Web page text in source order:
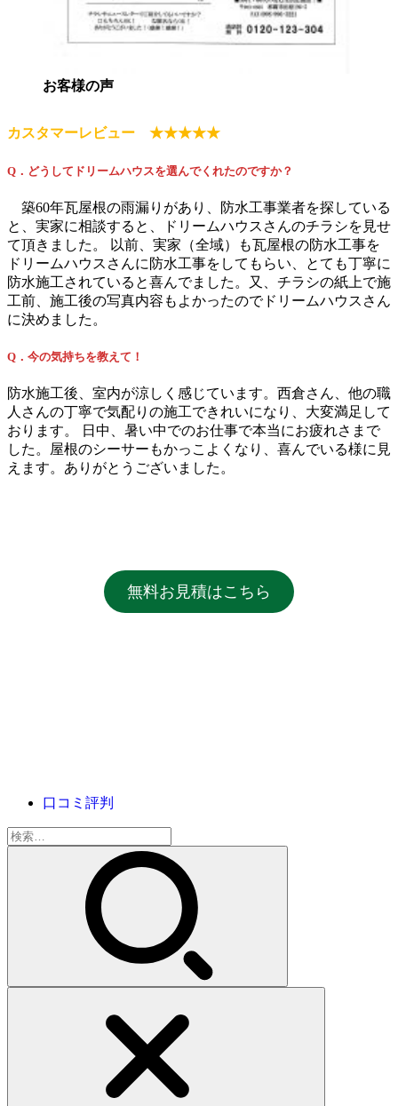
お客様の声
カスタマーレビュー ★★★★★
Q．どうしてドリームハウスを選んでくれたのですか？
築60年瓦屋根の雨漏りがあり、防水工事業者を探している
と、実家に相談すると、ドリームハウスさんのチラシを見せ
て頂きました。 以前、実家（全域）も瓦屋根の防水工事を
ドリームハウスさんに防水工事をしてもらい、とても丁寧に
防水施工されていると喜んでました。又、チラシの紙上で施
工前、施工後の写真内容もよかったのでドリームハウスさん
に決めました。
Q．今の気持ちを教えて！
防水施工後、室内が涼しく感じています。西倉さん、他の職
人さんの丁寧で気配りの施工できれいになり、大変満足して
おります。 日中、暑い中でのお仕事で本当にお疲れさまで
した。屋根のシーサーもかっこよくなり、喜んでいる様に見
えます。ありがとうございました。
無料お見積はこちら
口コミ評判
検
索: